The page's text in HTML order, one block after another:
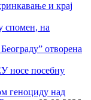
и крај
спомен, на
отворена
носе посебну
геноциду над